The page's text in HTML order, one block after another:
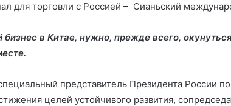
для торговли с Россией – Сианьский
бизнес в Китае, нужно, прежде всего,
представитель Президента России
целей устойчивого развития,